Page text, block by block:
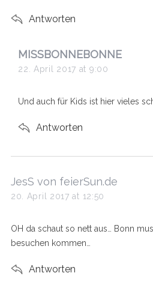
Antworten
s
a
s
MISSBONNEBONNE
22. April 2017 at 9:00
Und auch für Kids ist hier vieles
Antworten
s
a
s
:
JesS von feierSun.de
20. April 2017 at 12:50
OH da schaut so nett aus… Bonn
besuchen kommen…
Antworten